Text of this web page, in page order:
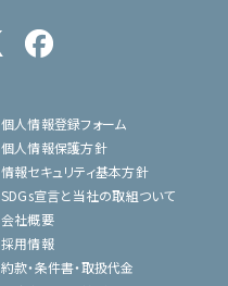
個人情報登録フォーム
個人情報保護方針
情報セキュリティ基本方針
SDGs宣言と当社の取組ついて
会社概要
採用情報
約款・条件書・取扱代金